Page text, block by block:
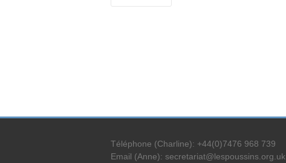
Téléphone (Charline): +44(0)7476 968 739
Email (Anne): secretariat@lespoussins.org.uk